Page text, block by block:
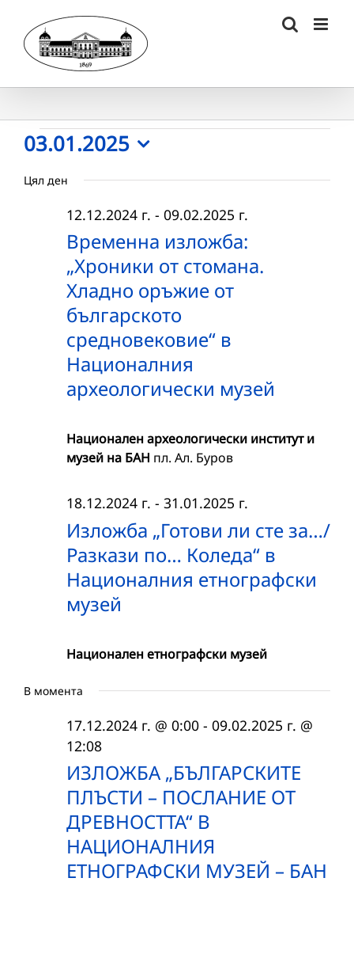
content
Събития
for
03.01.2025
03.01.2025
date.
Цял ден
Временна изложба:
„Хроники от стомана.
Хладно оръжие от
българското
средновековие“ в
Националния
археологически музей
12.12.2024 г. - 09.02.2025 г.
Национален археологически институт и
музей на БАН пл. Ал. Буров
Изложба „Готови ли сте за…/
Разкази по… Коледа“ в
Националния етнографски
музей
18.12.2024 г. - 31.01.2025 г.
Национален етнографски музей
В момента
ИЗЛОЖБА „БЪЛГАРСКИТЕ
ПЛЪСТИ – ПОСЛАНИЕ ОТ
ДРЕВНОСТТА“ В
НАЦИОНАЛНИЯ
ЕТНОГРАФСКИ МУЗЕЙ – БАН
17.12.2024 г. @ 0:00 - 09.02.2025 г. @
12:08